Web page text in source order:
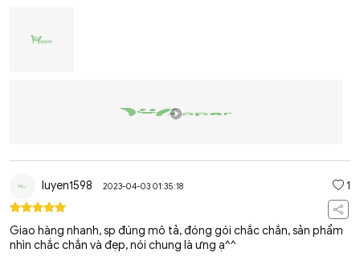
luyen1598 2023-04-03 01:35:18 1
Giao hàng nhanh, sp đúng mô tả, đóng gói chắc chắn, sản phẩm
nhìn chắc chắn và đẹp, nói chung là ưng ạ^^